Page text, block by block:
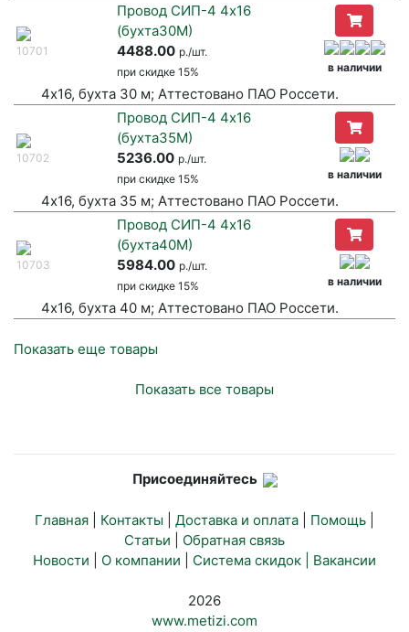
10701
Провод СИП-4 4х16
(бухта30М)
4488.00 р./шт.
при скидке 15% в наличии
4х16, бухта 30 м; Аттестовано ПАО Россети.
10702
Провод СИП-4 4х16
(бухта35М)
5236.00 р./шт.
при скидке 15% в наличии
4х16, бухта 35 м; Аттестовано ПАО Россети.
10703
Провод СИП-4 4х16
(бухта40М)
5984.00 р./шт.
при скидке 15% в наличии
4х16, бухта 40 м; Аттестовано ПАО Россети.
Показать еще товары
Показать все товары
Присоединяйтесь
Главная Контакты Доставка и оплата Помощь
Статьи
Обратная связь
Новости
О компании Система скидок | Вакансии
2026
www.metizi.com